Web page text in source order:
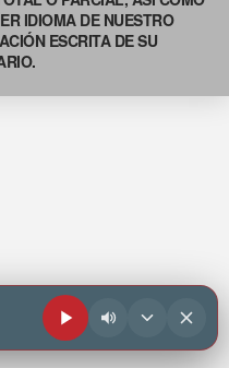
IDIOMA DE NUESTRO
ESCRITA DE SU